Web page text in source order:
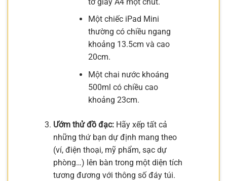
Một chiếc iPad Mini
thường có chiều ngang
khoảng 13.5cm và cao
20cm.
Một chai nước khoáng
500ml có chiều cao
khoảng 23cm.
Ướm thử đồ đạc:Hãy xếp tất cả
những thứ bạn dự định mang theo
(ví, điện thoại, mỹ phẩm, sạc dự
phòng…) lên bàn trong một diện tích
tương đương với thông số đáy túi.